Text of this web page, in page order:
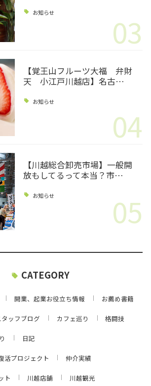
お知らせ 03
【覚王山フルーツ大福 弁財
天 小江戸川越店】名古…
お知らせ
04
【川越総合卸売市場】一般開
放もしてるって本当？市…
お知らせ 05
CATEGORY
開業、起業お役立ち情報 お薦め書籍
タッフブログ カフェ巡り 格闘技
日記
プロジェクト 仲介実績
ト 川越店舗 川越観光